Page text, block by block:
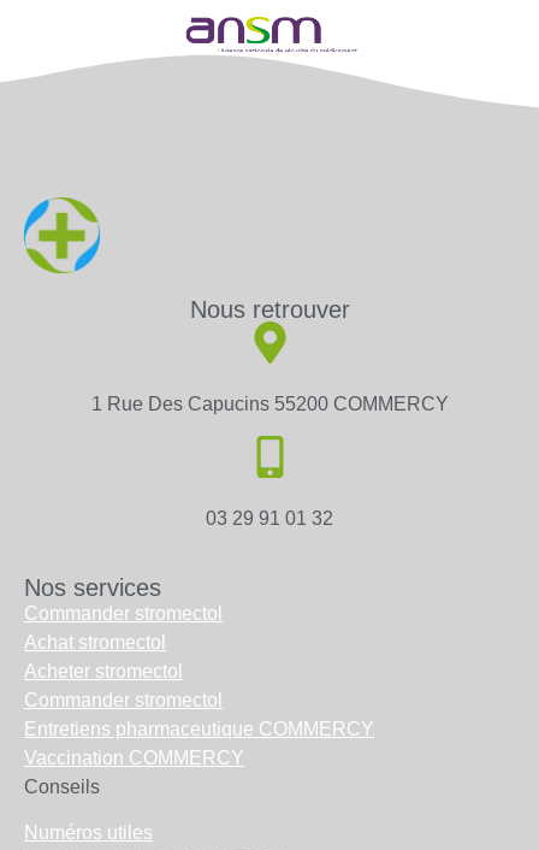
Nous retrouver
1 Rue Des Capucins 55200 COMMERCY
03 29 91 01 32
Nos services
Commander stromectol
Achat stromectol
Acheter stromectol
Commander stromectol
Entretiens pharmaceutique COMMERCY
Vaccination COMMERCY
Conseils
Numéros utiles